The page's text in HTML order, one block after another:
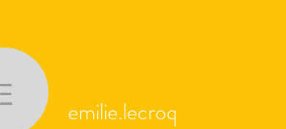
emilie.lecroq
emilie.lecroq